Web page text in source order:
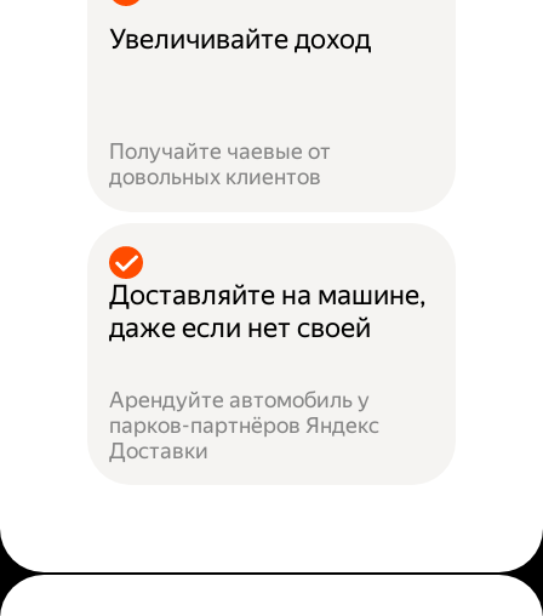
Увеличивайте доход
Получайте чаевые от
довольных клиентов
Доставляйте на машине,
даже если нет своей
Арендуйте автомобиль у
парков-партнёров Яндекс
Доставки